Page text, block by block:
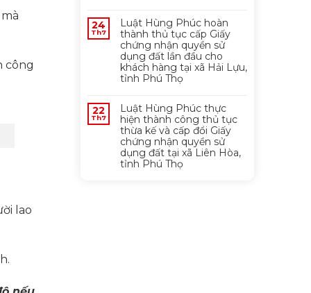
công
lao
24
Th7
Luật Hùng Phúc hoàn
thành thủ tục cấp Giấy
chứng nhận quyền sử
dụng đất lần đầu cho
khách hàng tại xã Hải Lựu,
tỉnh Phú Thọ
22
Th7
Luật Hùng Phúc thực
hiện thành công thủ tục
thừa kế và cấp đổi Giấy
chứng nhận quyền sử
dụng đất tại xã Liên Hòa,
tỉnh Phú Thọ